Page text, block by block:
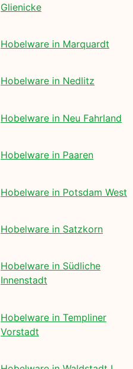
Glienicke
Hobelware in Marquardt
Hobelware in Nedlitz
Hobelware in Neu Fahrland
Hobelware in Paaren
Hobelware in Potsdam West
Hobelware in Satzkorn
Hobelware in Südliche
Innenstadt
Hobelware in Templiner
Vorstadt